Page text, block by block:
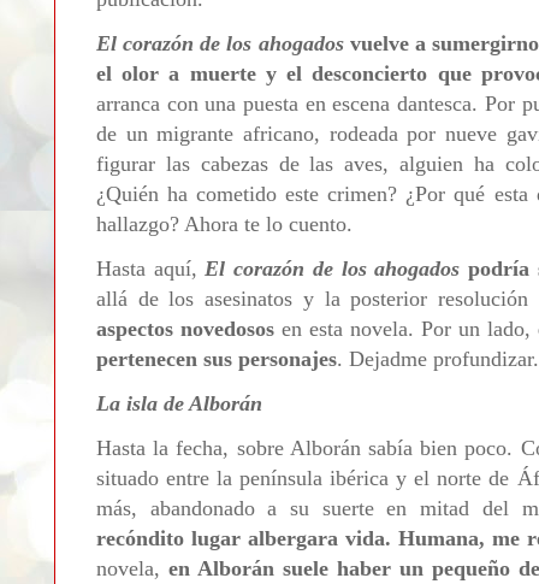
El corazón de los ahogados vuelve a
el olor a muerte y el desconcierto que
arranca con una puesta en escena dantesca. Por
de un migrante africano, rodeada por nueve
figurar las cabezas de las aves, alguien ha
¿Quién ha cometido este crimen? ¿Por qué
hallazgo? Ahora te lo cuento.
Hasta aquí, El corazón de los ahogados podría
allá de los asesinatos y la posterior resolución
aspectos novedosos en esta novela. Por un lado,
pertenecen sus personajes. Dejadme profundizar.
La isla de Alborán
Hasta la fecha, sobre Alborán sabía bien poco.
situado entre la península ibérica y el norte de
más, abandonado a su suerte en mitad del
recóndito lugar albergara vida. Humana, me
novela, en Alborán suele haber un pequeño